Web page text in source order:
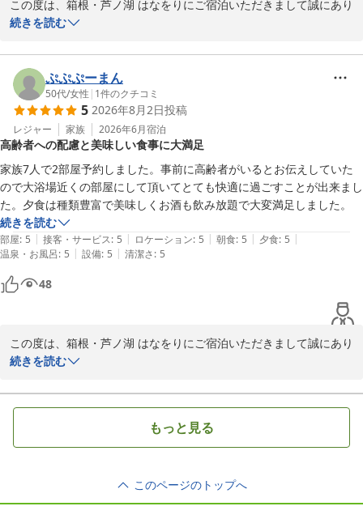
この度は、箱根・芦ノ湖 はなをりにご宿泊いただきまして誠にあり
がとうございます。数ある施設の中から当館をお選びいただき、詳
す。ご滞在中、ごゆっくりお過ごしいただけた様子が伺え私共も大
変嬉しく存じます。箱根の名湯と芦ノ湖の雄大な眺望とのコラボレ
ーションが望める温泉や、旬の食材を使用した料理を堪能していた
だけたら幸いでございます。当館のビュッフェのメニューは季節に
応じて変わってまいりますので、次回のご来館もきっとお楽しみい
ただけるかと思います。またのご来館をスタッフ一同心よりお待ち
申し上げております。ご投稿ありがとうございました。
箱根・芦ノ湖 はなをり（オリックスホテルズ＆リゾーツ）
2026-05-22
続きを読む
ぷぷぷーまん
50代/女性 | 1件のクチコミ
5 2026年8月2日投稿
レジャー 家族 2026年6月宿泊
高齢者への配慮と美味しい食事に大満足
家族7人で2部屋予約しました。事前に高齢者がいるとお伝えしていた
ので大浴場近くの部屋にして頂いてとても快適に過ごすことが出来まし
た。夕食は種類豊富で美味しくお酒も飲み放題で大変満足しました。
続きを読む
部屋: 5 | 接客・サービス: 5 | ロケーション: 5 | 朝食: 5 | 夕食: 5 |
温泉・お風呂: 5 | 設備: 5 | 清潔さ: 5
48
この度は、箱根・芦ノ湖 はなをりにご宿泊いただきまして誠にあり
がとうございます。数ある施設の中から当館をお選びいただき、詳
す。ご滞在中、ごゆっくりお過ごしいただけた様子が伺え私共も大
変嬉しく存じます。箱根の名湯と芦ノ湖の雄大な眺望とのコラボレ
ーションが望める温泉や、旬の食材を使用した料理を堪能していた
だけたら幸いでございます。当館のビュッフェのメニューは季節に
ただけるかと思います。またのご来館をスタッフ一同心よりお待ち
申し上げております。ご投稿ありがとうございました。
続きを読む
もっと見る
このページのトップへ